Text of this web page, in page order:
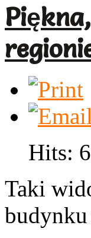
Hits:
Taki
budynku